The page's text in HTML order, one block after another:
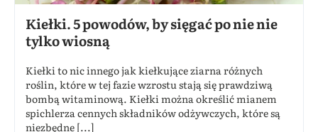
Kiełki. 5 powodów, by sięgać po nie nie
tylko wiosną
Kiełki to nic innego jak kiełkujące ziarna różnych
roślin, które w tej fazie wzrostu stają się prawdziwą
bombą witaminową. Kiełki można określić mianem
spichlerza cennych składników odżywczych, które są
niezbędne [...]